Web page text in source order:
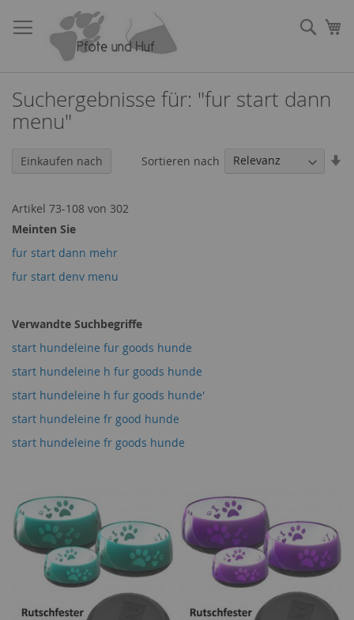
zum
Inhalt
Suchergebnisse für: "fur start dann
menu"
Artikel 73-108 von 302
Sortieren nach
Meinten Sie
fur start dann mehr
fur start denv menu
Verwandte Suchbegriffe
start hundeleine fur goods hunde
start hundeleine h fur goods hunde
start hundeleine h fur goods hunde'
start hundeleine fr good hunde
start hundeleine fr goods hunde
Einkaufen nach